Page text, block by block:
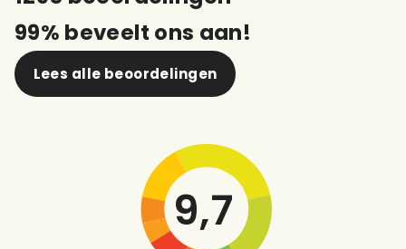
99% beveelt ons aan!
Lees alle beoordelingen
9,7